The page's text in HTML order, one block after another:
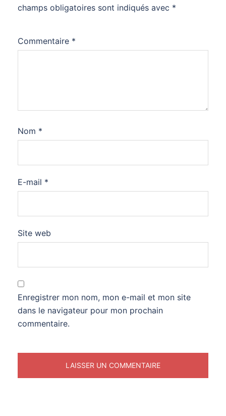
champs obligatoires sont indiqués avec *
Commentaire *
Nom *
E-mail *
Site web
Enregistrer mon nom, mon e-mail et mon site
dans le navigateur pour mon prochain
commentaire.